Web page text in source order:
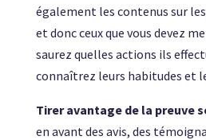
également les contenus sur
et donc ceux que vous devez
saurez quelles actions ils
connaîtrez leurs habitudes et
Tirer avantage de la preuve
en avant des avis, des